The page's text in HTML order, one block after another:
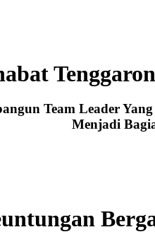
Team Leader
Menjadi